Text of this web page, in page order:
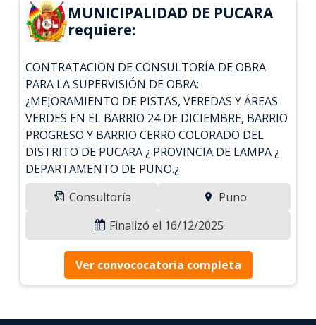
MUNICIPALIDAD DE PUCARA
requiere:
CONTRATACION DE CONSULTORÍA DE OBRA
PARA LA SUPERVISIÓN DE OBRA:
¿MEJORAMIENTO DE PISTAS, VEREDAS Y ÁREAS
VERDES EN EL BARRIO 24 DE DICIEMBRE, BARRIO
PROGRESO Y BARRIO CERRO COLORADO DEL
DISTRITO DE PUCARA ¿ PROVINCIA DE LAMPA ¿
DEPARTAMENTO DE PUNO.¿
Consultoría
Puno
Finalizó el 16/12/2025
Ver convococatoria completa